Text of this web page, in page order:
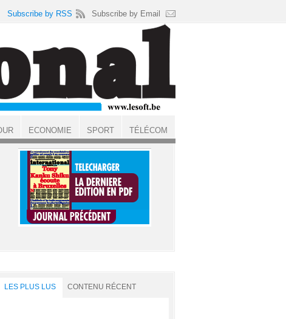
LES PLUS LUS CONTENU RÉCENT
Subscribe by RSS Subscribe by Email
ECONOMIE SPORT TÉLÉCOM